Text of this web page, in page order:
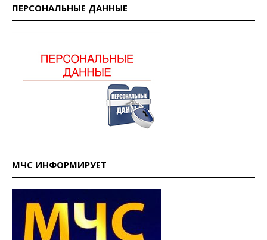
ПЕРСОНАЛЬНЫЕ ДАННЫЕ
МЧС ИНФОРМИРУЕТ